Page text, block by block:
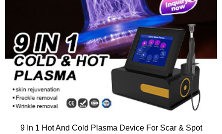
9 In 1 Hot And Cold Plasma Device For Scar & Spot